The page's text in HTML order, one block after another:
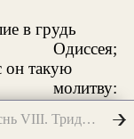
в грудь
Одиссея;
он такую
молитву:
что теперь
обещал мне
Песнь VIII. Тридцать третий день